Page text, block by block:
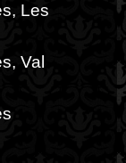
Les
Val